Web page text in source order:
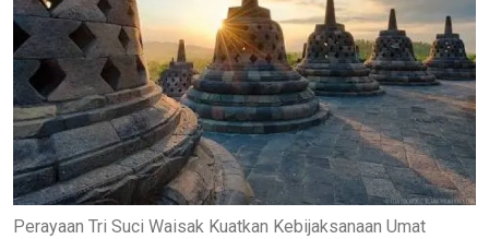
Perayaan Tri Suci Waisak Kuatkan Kebijaksanaan Umat